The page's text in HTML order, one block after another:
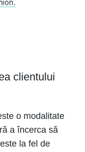
clientului
o modalitate
a încerca să
la fel de